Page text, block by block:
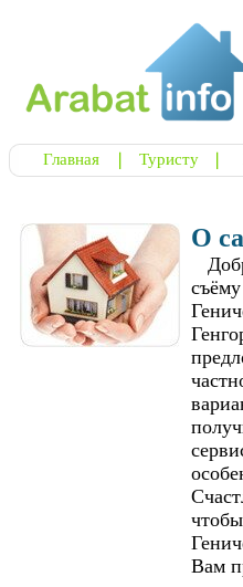
Главная Туристу
О
Вам